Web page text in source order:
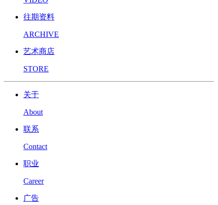
往期资料
ARCHIVE
艺术商店
STORE
关于
About
联系
Contact
职业
Career
广告